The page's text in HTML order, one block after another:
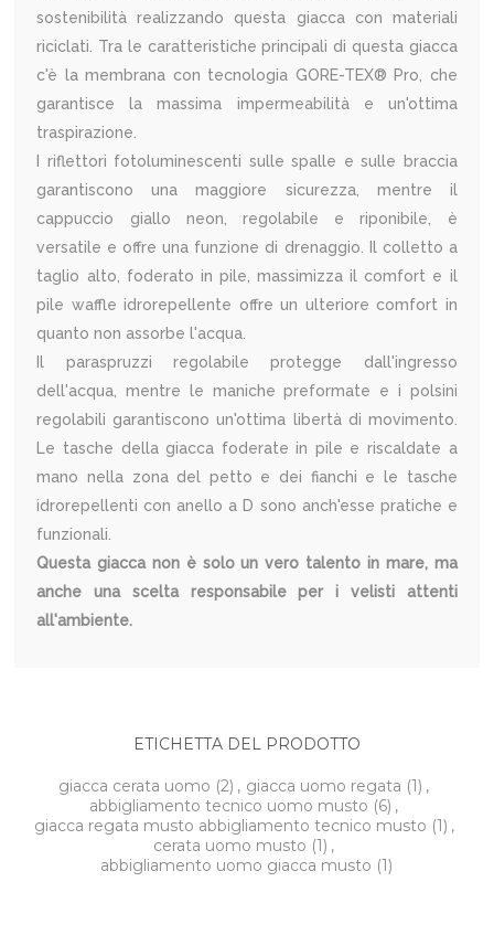
sostenibilità realizzando questa giacca con materiali
riciclati. Tra le caratteristiche principali di questa giacca
c'è la membrana con tecnologia GORE-TEX® Pro, che
garantisce la massima impermeabilità e un'ottima
traspirazione.
I riflettori fotoluminescenti sulle spalle e sulle braccia
garantiscono una maggiore sicurezza, mentre il
cappuccio giallo neon, regolabile e riponibile, è
versatile e offre una funzione di drenaggio. Il colletto a
taglio alto, foderato in pile, massimizza il comfort e il
pile waffle idrorepellente offre un ulteriore comfort in
quanto non assorbe l'acqua.
Il paraspruzzi regolabile protegge dall'ingresso
dell'acqua, mentre le maniche preformate e i polsini
regolabili garantiscono un'ottima libertà di movimento.
Le tasche della giacca foderate in pile e riscaldate a
mano nella zona del petto e dei fianchi e le tasche
idrorepellenti con anello a D sono anch'esse pratiche e
funzionali.
Questa giacca non è solo un vero talento in mare, ma
anche una scelta responsabile per i velisti attenti
all'ambiente.
ETICHETTA DEL PRODOTTO
giacca cerata uomo (2) , giacca uomo regata (1) ,
abbigliamento tecnico uomo musto (6) ,
giacca regata musto abbigliamento tecnico musto (1) ,
cerata uomo musto (1) ,
abbigliamento uomo giacca musto (1)